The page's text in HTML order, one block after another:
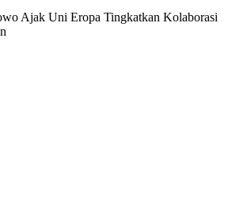
Ajak Uni Eropa Tingkatkan Kolaborasi